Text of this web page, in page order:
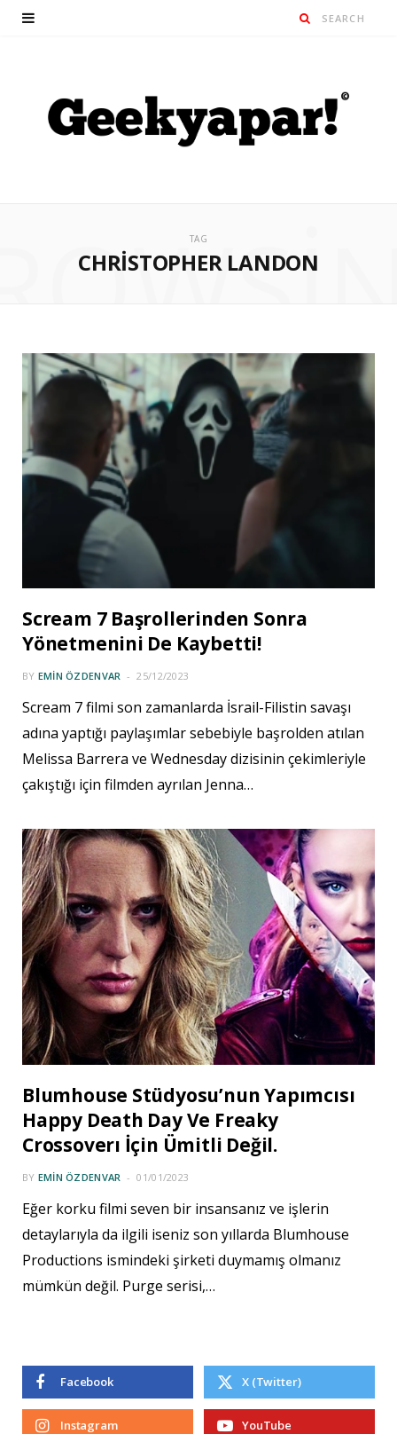
TAG
CHRISTOPHER LANDON
Scream 7 Başrollerinden Sonra
Yönetmenini De Kaybetti!
BY EMIN ÖZDENVAR 25/12/2023
Scream 7 filmi son zamanlarda İsrail-Filistin savaşı
adına yaptığı paylaşımlar sebebiyle başrolden atılan
Melissa Barrera ve Wednesday dizisinin çekimleriyle
çakıştığı için filmden ayrılan Jenna…
Blumhouse Stüdyosu’nun Yapımcısı
Happy Death Day Ve Freaky
Crossoverı İçin Ümitli Değil.
BY EMIN ÖZDENVAR 01/01/2023
Eğer korku filmi seven bir insansanız ve işlerin
detaylarıyla da ilgili iseniz son yıllarda Blumhouse
Productions ismindeki şirketi duymamış olmanız
mümkün değil. Purge serisi,…
Facebook X (Twitter)
Instagram YouTube